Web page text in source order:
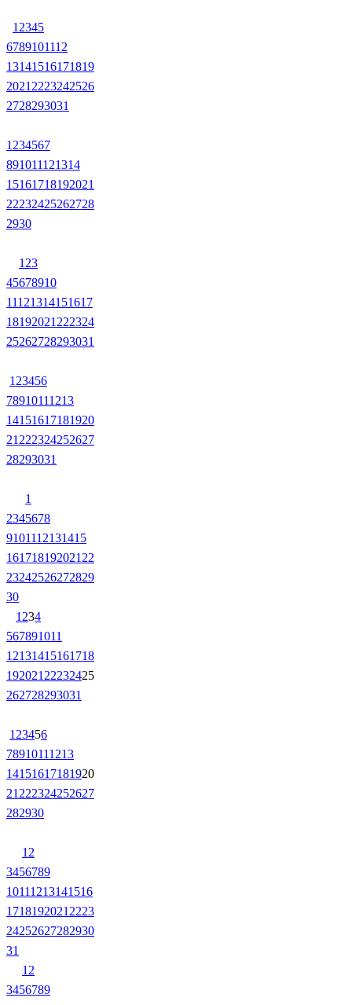
1 2345
6789101112
13141516171819
2021 2223242526
2728293031
1 234567
891011121314
15161718192021
22232425262728
2930
1 23
45678910
11121314151617
18192021 222324
25262728293031
1 23456
78910111213
14151617181920
21 222324252627
28293031
1
2345678
9101112131415
161718192021 22
23242526272829
30
1 234
567891011
12131415161718
192021 22232425
262728293031
1 23456
78910111213
14151617181920
21 222324252627
282930
1 2
3456789
10111213141516
1718192021 2223
24252627282930
31
1 2
3456789